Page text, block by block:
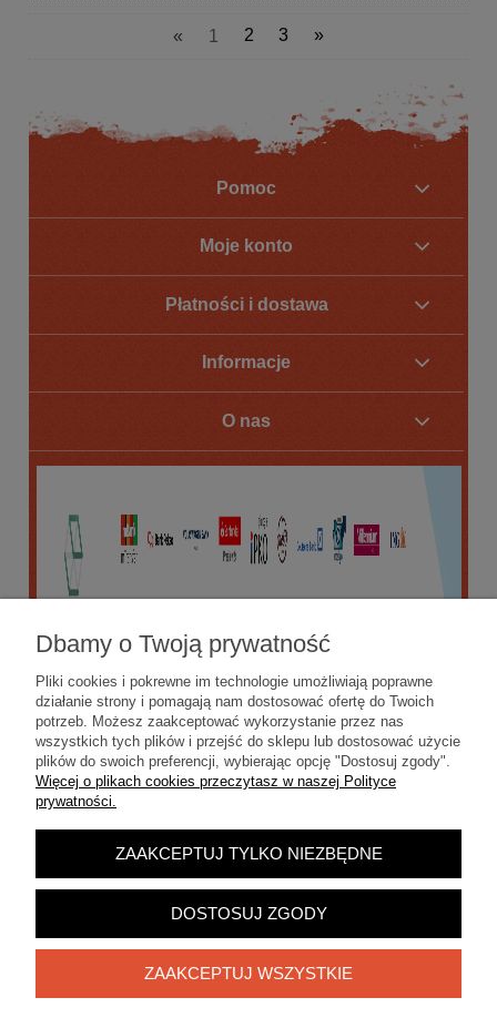
« 1 2 3 »
Pomoc
Moje konto
Płatności i dostawa
Informacje
O nas
POKAŻ PEŁNĄ WERSJĘ STRONY
Sklep internetowy Shoper.pl
Dbamy o Twoją prywatność
Pliki cookies i pokrewne im technologie umożliwiają poprawne
działanie strony i pomagają nam dostosować ofertę do Twoich
potrzeb. Możesz zaakceptować wykorzystanie przez nas
wszystkich tych plików i przejść do sklepu lub dostosować użycie
plików do swoich preferencji, wybierając opcję "Dostosuj zgody".
Więcej o plikach cookies przeczytasz w naszej Polityce
prywatności.
ZAAKCEPTUJ TYLKO NIEZBĘDNE
DOSTOSUJ ZGODY
ZAAKCEPTUJ WSZYSTKIE